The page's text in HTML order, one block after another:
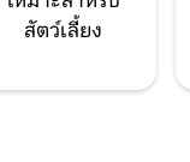
สัตว์เลี้ยง